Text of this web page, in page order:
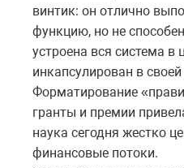
винтик: он отлично
функцию, но не
устроена вся система в
инкапсулирован в
Форматирование
гранты и премии
наука сегодня жестко
финансовые потоки.